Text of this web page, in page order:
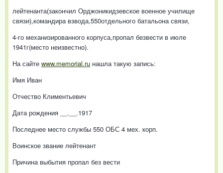
лейтенанта(закончил Орджоникидзевское военное училище
связи),командира взвода,550отдельного батальона связи,
4-го механизированного корпуса,пропал безвести в июле
1941г(место неизвестно).
На сайте www.memorial.ru нашла такую запись:
Имя Иван
Отчество Климентьевич
Дата рождения __.__.1917
Последнее место службы 550 ОБС 4 мех. корп.
Воинское звание лейтенант
Причина выбытия пропал без вести